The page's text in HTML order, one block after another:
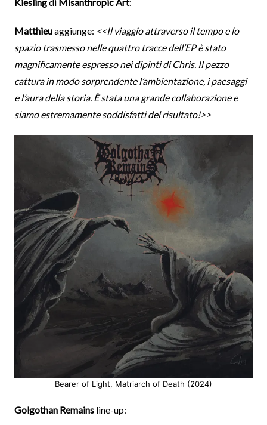
Matthieuaggiunge: <<Il viaggio attraverso il tempo e lo
spazio trasmesso nelle quattro tracce dell’EP è stato
magnificamente espresso nei dipinti di Chris. Il pezzo
cattura in modo sorprendente l’ambientazione, i paesaggi
e l’aura della storia. È stata una grande collaborazione e
siamo estremamente soddisfatti del risultato!>>
Bearer of Light, Matriarch of Death (2024)
Golgothan Remainsline-up: